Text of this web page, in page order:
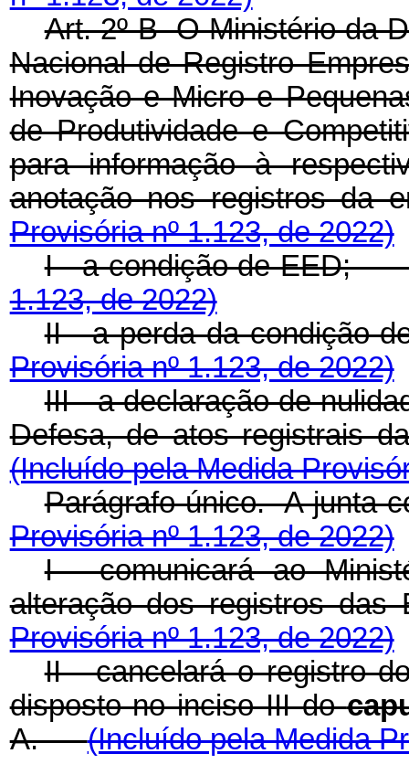
Art. 2º-B O Ministério da
Nacional de Registro
Inovação e Micro e
de Produtividade e
para informação à
anotação nos registros
Provisória nº 1.123, de 2022)
I - a condição de
1.123, de 2022)
II - a perda da
Provisória nº 1.123, de 2022)
III - a declaração de
Defesa, de atos
(Incluído pela Medida
Parágrafo único. A
Provisória nº 1.123, de 2022)
I - comunicará ao
alteração dos registros
Provisória nº 1.123, de 2022)
II - cancelará o registro
disposto no inciso III do
A.(Incluído pela Medida